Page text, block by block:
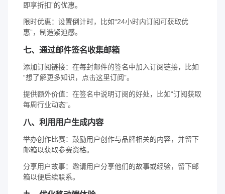
即享折扣”的优惠。
限时优惠：设置倒计时，比如“24小时内订阅可获取优
惠”，制造紧迫感。
七、通过邮件签名收集邮箱
添加订阅链接：在每封邮件的签名中加入订阅链接，比如
“想了解更多知识，点击这里订阅”。
提供额外价值：在签名中说明订阅的好处，比如“订阅获取
每周行业动态”。
八、利用用户生成内容
举办创作比赛：鼓励用户创作与品牌相关的内容，并留下
邮箱以获取参赛资格。
分享用户故事：邀请用户分享他们的故事或经验，留下邮
箱以便后续联系。